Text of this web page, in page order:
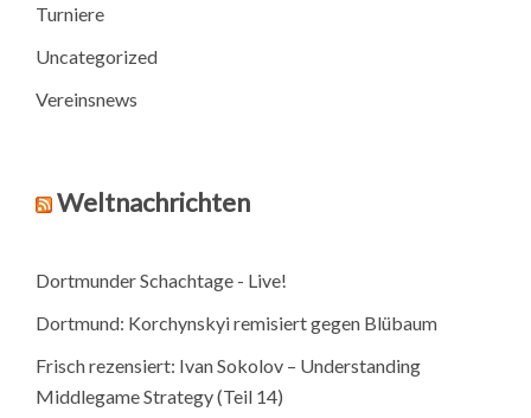
Turniere
Uncategorized
Vereinsnews
Weltnachrichten
Dortmunder Schachtage - Live!
Dortmund: Korchynskyi remisiert gegen Blübaum
Frisch rezensiert: Ivan Sokolov – Understanding
Middlegame Strategy (Teil 14)